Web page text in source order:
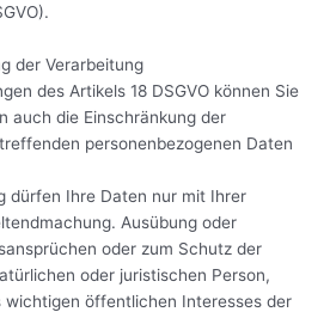
der Verarbeitung
des Artikels 18 DSGVO können Sie
auch die Einschränkung der
personenbezogenen Daten
dürfen Ihre Daten nur mit Ihrer
Ausübung oder
oder zum Schutz der
oder juristischen Person,
wichtigen öffentlichen Interesses der